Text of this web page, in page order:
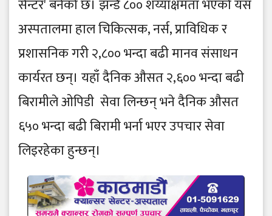
सेन्टर' बनेको छ। झन्डै ८०० शय्याक्षमता भएको यस
अस्पतालमा हाल चिकित्सक, नर्स, प्राविधिक र
प्रशासनिक गरी २,८०० भन्दा बढी मानव संसाधन
कार्यरत छन्। यहाँ दैनिक औसत २,६०० भन्दा बढी
बिरामीले ओपिडी सेवा लिन्छन् भने दैनिक औसत
६५० भन्दा बढी बिरामी भर्ना भएर उपचार सेवा
लिइरहेका हुन्छन्।